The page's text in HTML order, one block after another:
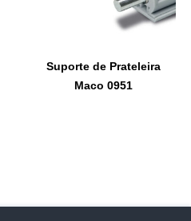
Suporte de Prateleira
Maco 0951